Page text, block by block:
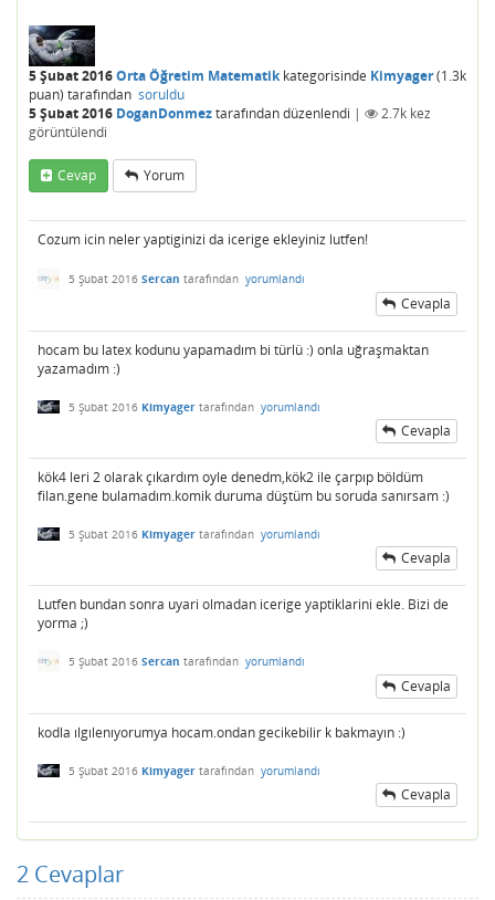
5 Şubat 2016Orta Öğretim Matematikkategorisinde Kimyager(1.3k
puan) tarafından soruldu
5 Şubat 2016 DoganDonmeztarafındandüzenlendi | 2.7k kez
görüntülendi
Cevap Yorum
Cozum icin neler yaptiginizi da icerige ekleyiniz lutfen!
5 Şubat 2016 Sercan tarafından yorumlandı
Cevapla
hocam bu latex kodunu yapamadım bi türlü :) onla uğraşmaktan
yazamadım :)
5 Şubat 2016 Kimyager tarafından yorumlandı
Cevapla
kök4 leri 2 olarak çıkardım oyle denedm,kök2 ile çarpıp böldüm
filan.gene bulamadım.komik duruma düştüm bu soruda sanırsam :)
5 Şubat 2016 Kimyager tarafından yorumlandı
Cevapla
Lutfen bundan sonra uyari olmadan icerige yaptiklarini ekle. Bizi de
yorma ;)
5 Şubat 2016 Sercan tarafından yorumlandı
Cevapla
kodla ılgılenıyorumya hocam.ondan gecikebilir k bakmayın :)
5 Şubat 2016 Kimyager tarafından yorumlandı
Cevapla
2 Cevaplar